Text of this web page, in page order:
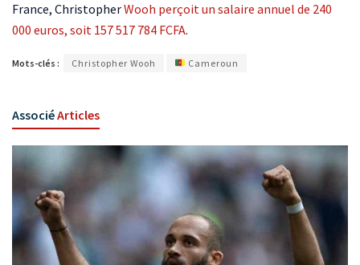
France, ChristopherWooh perçoit un salaire annuel de 240
000 euros, soit 157 517 784 FCFA.
Mots-clés : Christopher Wooh Cameroun
AssociéArticles